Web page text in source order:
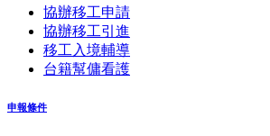
協辦移工申請
協辦移工引進
移工入境輔導
台籍幫傭看護
申報條件